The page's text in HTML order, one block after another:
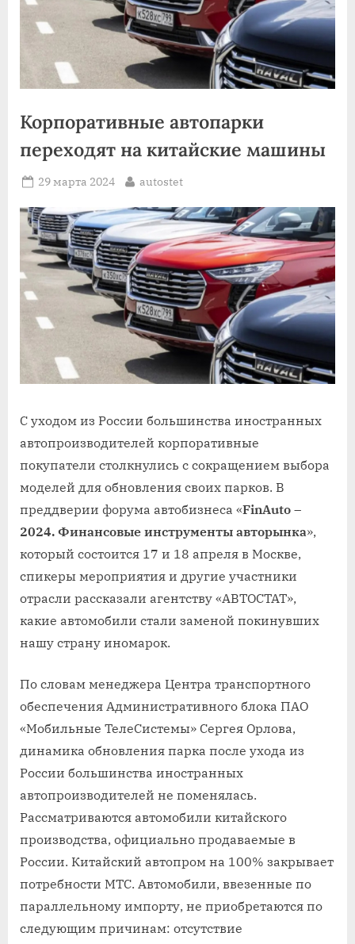
Корпоративные автопарки
переходят на китайские машины
Posted
29 марта 2024 By
autostet
С уходом из России большинства иностранных
автопроизводителей корпоративные
покупатели столкнулись с сокращением выбора
моделей для обновления своих парков. В
преддверии форума автобизнеса «FinAuto –
2024. Финансовые инструменты авторынка»,
который состоится 17 и 18 апреля в Москве,
спикеры мероприятия и другие участники
отрасли рассказали агентству «АВТОСТАТ»,
какие автомобили стали заменой покинувших
нашу страну иномарок.
По словам менеджера Центра транспортного
обеспечения Административного блока ПАО
«Мобильные ТелеСистемы» Сергея Орлова,
динамика обновления парка после ухода из
России большинства иностранных
автопроизводителей не поменялась.
Рассматриваются автомобили китайского
производства, официально продаваемые в
России. Китайский автопром на 100% закрывает
потребности МТС. Автомобили, ввезенные по
параллельному импорту, не приобретаются по
следующим причинам: отсутствие